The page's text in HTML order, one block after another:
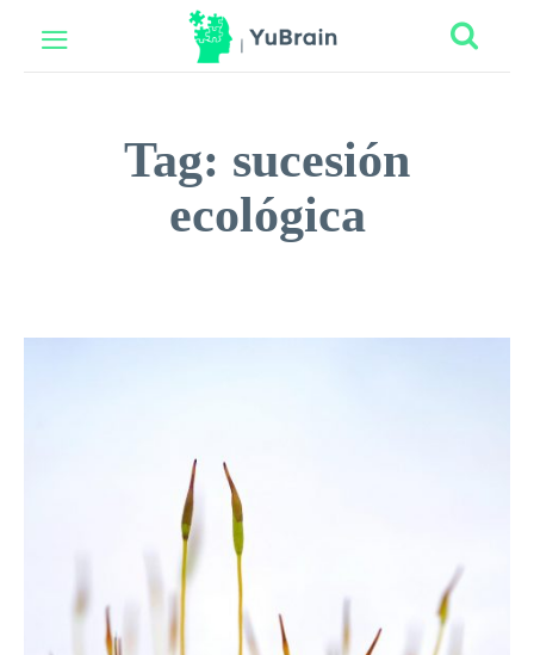
Tag: sucesión
ecológica